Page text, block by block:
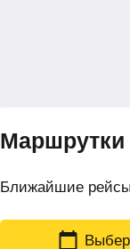
Маршрутки
Ближайшие